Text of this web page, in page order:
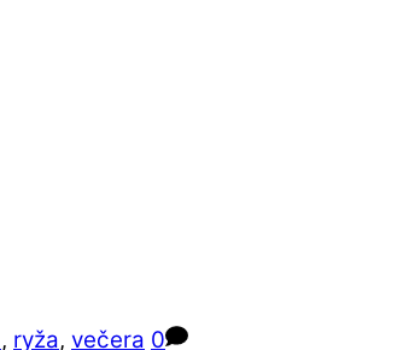
, ryža, večera 0